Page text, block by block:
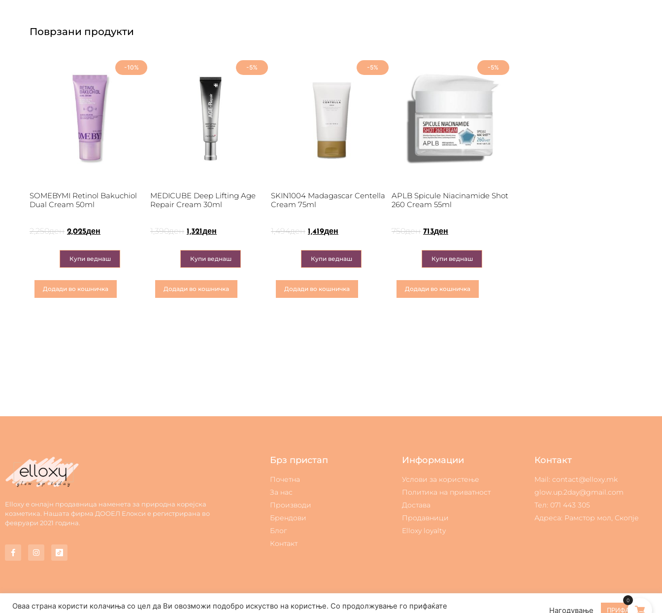
Поврзани продукти
-10%
SOMEBYMI Retinol Bakuchiol
Dual Cream 50ml
2,250ден 2,025ден
Купи веднаш
Додади во кошничка
-5%
MEDICUBE Deep Lifting Age
Repair Cream 30ml
1,390ден 1,321ден
Купи веднаш
Додади во кошничка
-5%
SKIN1004 Madagascar Centella
Cream 75ml
1,494ден 1,419ден
Купи веднаш
Додади во кошничка
-5%
APLB Spicule Niacinamide Shot
260 Cream 55ml
750ден 713ден
Купи веднаш
Додади во кошничка
Elloxy е онлајн продавница наменета за природна корејска
козметика. Нашата фирма ДООЕЛ Елокси е регистрирана во
февруари 2021 година.
Брз пристап
Почетна
За нас
Производи
Брендови
Блог
Контакт
Информации
Услови за користење
Политика на приватност
Достава
Продавници
Elloxy loyalty
Контакт
Mail: contact@elloxy.mk
glow.up.2day@gmail.com
Тел: 071 443 305
Адреса: Рамстор мол, Скопје
Elloxy Cosmetic © All rights reserved
Оваа страна користи колачиња со цел да Ви овозможи подобро искуство на користње. Со продолжување го прифаќате
Нагодување ПРИФАЌАМ
0